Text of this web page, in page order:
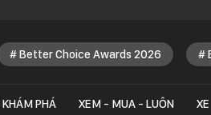
Better Choice Awards 2026
KHÁM PHÁ XEM - MUA - LUÔN XE